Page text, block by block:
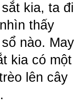
kia, ta đi
thấy
nào. May
kia có một
lên cây